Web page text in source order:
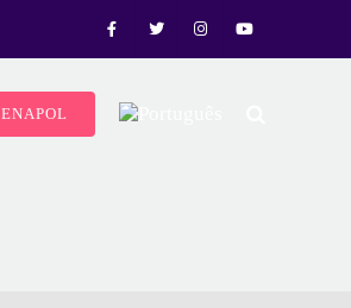
ENAPOL